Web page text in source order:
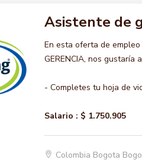
Asistente de
En esta oferta de
GERENCIA, nos
- Completes tu hoja de
Salario : $ 1.750.905
Colombia Bogota